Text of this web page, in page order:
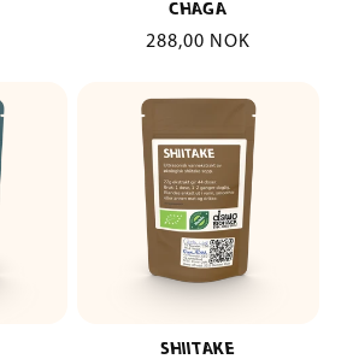
CHAGA
Vanlig
288,00 NOK
SHIITAKE